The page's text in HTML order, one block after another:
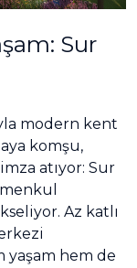
Sur
modern kent
komşu,
atıyor: Sur
Az katlı
hem de